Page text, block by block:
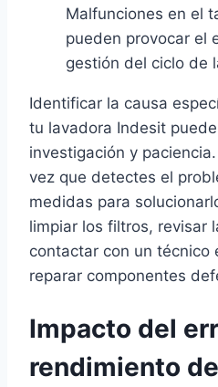
Malfunciones en el
pueden provocar el
gestión del ciclo de
Identificar la causa
tu lavadora Indesit
investigación y
vez que detectes el
medidas para
limpiar los filtros, revisar
contactar con un técnico
reparar componentes
Impacto del
rendimiento